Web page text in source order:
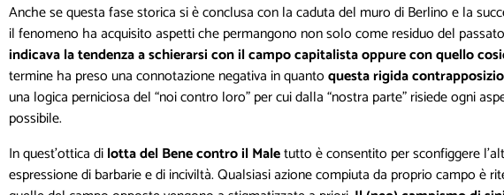
Anche se questa fase storica si è conclusa con la caduta del muro di Berlino e la
il fenomeno ha acquisito aspetti che permangono non solo come residuo del
indicava la tendenza a schierarsi con il campo capitalista oppure con quello
termine ha preso una connotazione negativa in quantoquesta rigida
una logica perniciosa del “noi contro loro” per cui dalla “nostra parte” risiede ogni
possibile.
In quest’ottica dilotta del Bene contro il Maletutto è consentito per sconfiggere
espressione di barbarie e di inciviltà. Qualsiasi azione compiuta da proprio campo è